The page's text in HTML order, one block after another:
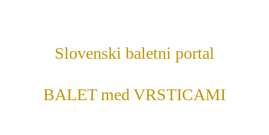
Slovenski baletni portal
BALET med VRSTICAMI